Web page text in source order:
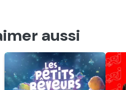
aussi